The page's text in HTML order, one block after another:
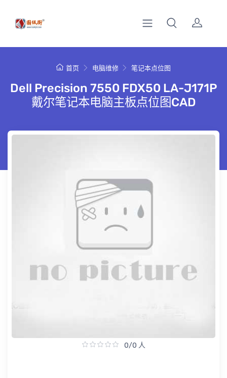
首页 电脑维修 笔记本点位图
Dell Precision 7550 FDX50 LA-J171P
戴尔笔记本电脑主板点位图CAD
0/0 人